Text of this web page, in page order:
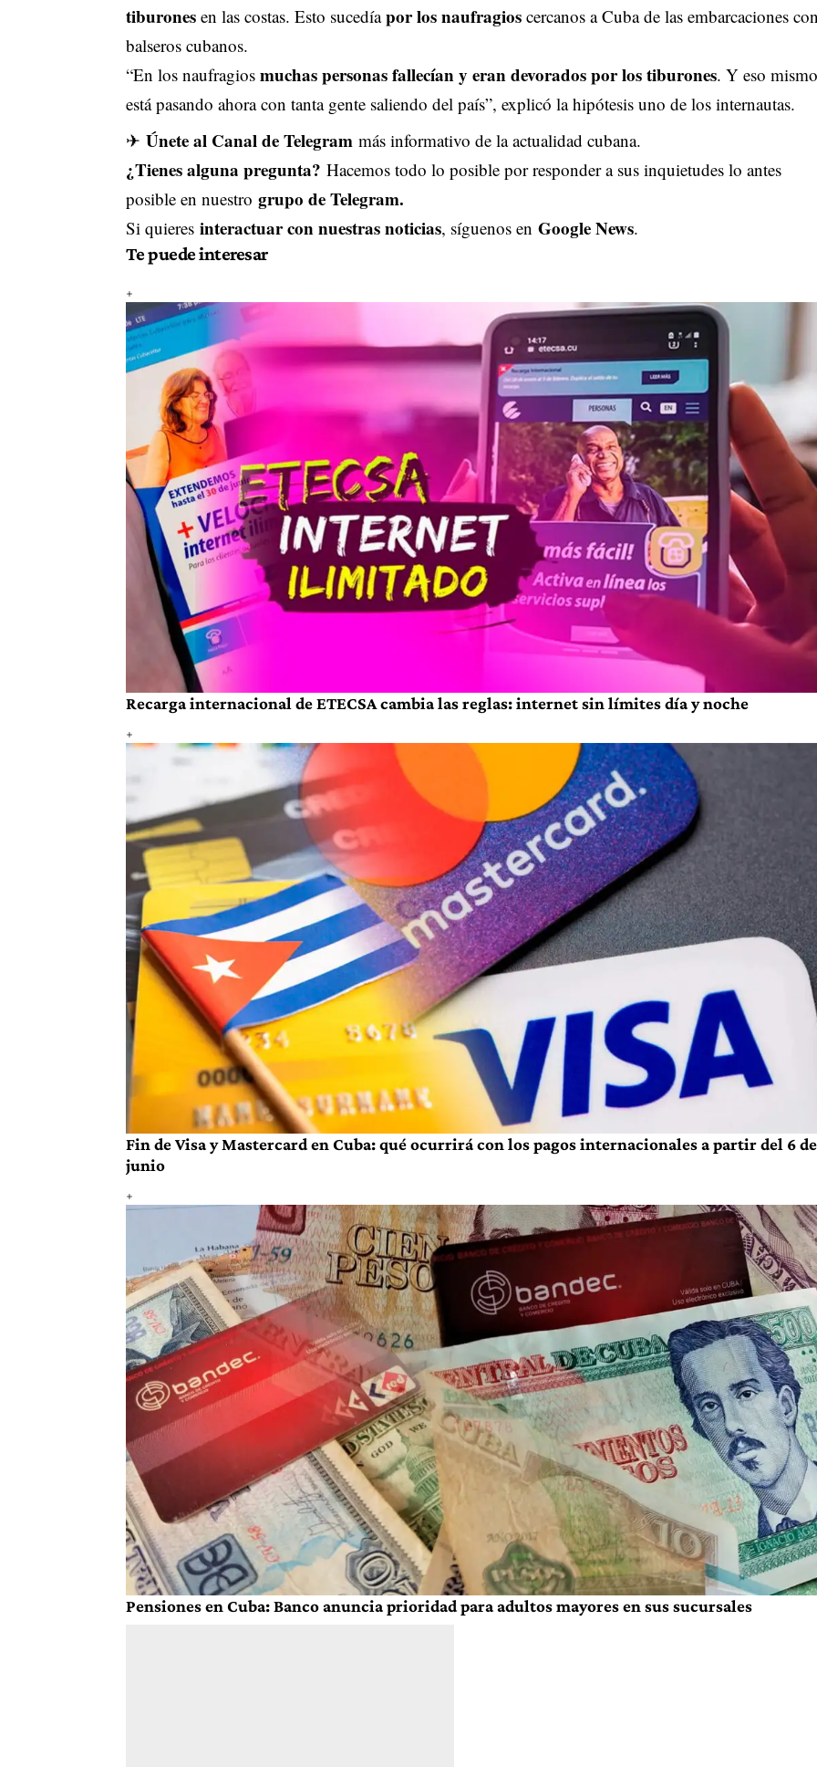
tiburonesen las costas. Esto sucedíapor los naufragioscercanos a Cuba de las embarcaciones
balseros cubanos.
“En los naufragios muchas personas fallecían y eran devorados por los tiburones. Y eso mismo
está pasando ahora con tanta gente saliendo del país”, explicó la hipótesis uno de los internautas.
✈ Únete al Canal de Telegram más informativo de la actualidad cubana.
¿Tienes alguna pregunta? Hacemos todo lo posible por responder a sus inquietudes lo antes
posible en nuestro grupo de Telegram.
Si quieres interactuar con nuestras noticias, síguenos en Google News.
Te puede interesar
Recarga internacional de ETECSA cambia las reglas: internet sin límites día y noche
Fin de Visa y Mastercard en Cuba: qué ocurrirá con los pagos internacionales a partir del 6 de
junio
Pensiones en Cuba: Banco anuncia prioridad para adultos mayores en sus sucursales